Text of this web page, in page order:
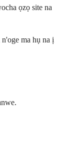
ọzọ site na
ma hụ na ị